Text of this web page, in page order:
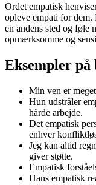
Ordet empatisk
opleve empati for dem.
en andens sted og føle
opmærksomme og
Eksempler på
Min ven er
Hun udstråler
hårde arbejde.
Det empatisk
enhver
Jeg kan altid
giver støtte.
Empatisk
Hans empatisk